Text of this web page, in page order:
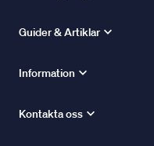
Guider & Artiklar
Information
Kontakta oss